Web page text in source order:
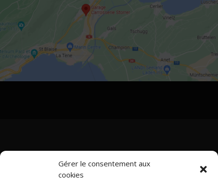
Gérer le consentement aux
cookies